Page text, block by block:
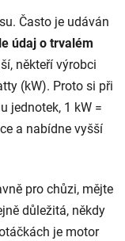
Často je udáván
údaj o trvalém
někteří výrobci
(kW). Proto si při
jednotek, 1 kW =
a nabídne vyšší
pro chůzi, mějte
důležitá, někdy
je motor